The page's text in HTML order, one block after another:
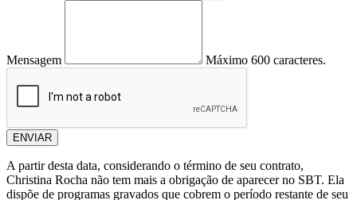
Mensagem Máximo 600 caracteres.
ENVIAR
A partir desta data, considerando o término de seu contrato,
Christina Rocha não tem mais a obrigação de aparecer no SBT. Ela
dispõe de programas gravados que cobrem o período restante de seu